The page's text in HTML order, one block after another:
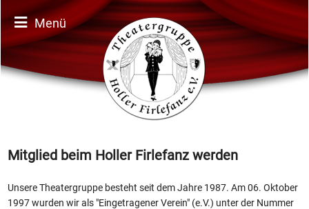
Menü
Mitglied beim Holler Firlefanz werden
Unsere Theatergruppe besteht seit dem Jahre 1987. Am 06. Oktober
1997 wurden wir als "Eingetragener Verein" (e.V.) unter der Nummer